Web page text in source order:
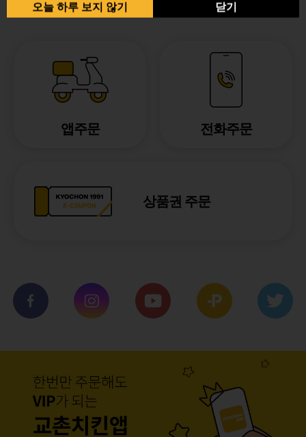
앱주문 전화주문
상품권 주문
오늘 하루 보지 않기 닫기